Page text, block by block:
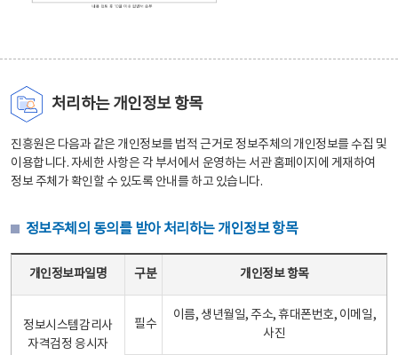
처리하는 개인정보 항목
진흥원은 다음과 같은 개인정보를 법적 근거로 정보주체의 개인정보를 수집 및
이용합니다. 자세한 사항은 각 부서에서 운영하는 서관 홈페이지에 게재하여
정보 주체가 확인할 수 있도록 안내를 하고 있습니다.
정보주체의 동의를 받아 처리하는 개인정보 항목
개인정보파일명 구분 개인정보 항목
정보시스템감리사
자격검정 응시자
필수
이름, 생년월일, 주소, 휴대폰번호, 이메일,
사진